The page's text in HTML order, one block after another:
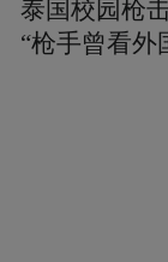
泰国校园枪
“枪手曾看外